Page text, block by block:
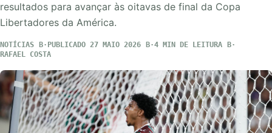
resultados para avançar às oitavas de final da Copa
Libertadores da América.
NOTÍCIAS PUBLICADO 27 MAIO 2026
4 MIN DE LEITURA
RAFAEL COSTA